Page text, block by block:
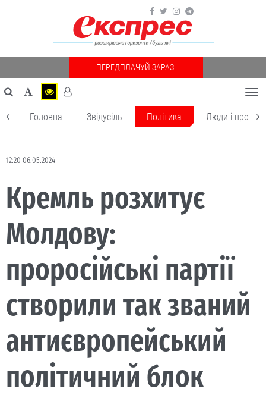
ПЕРЕДПЛАЧУЙ ЗАРАЗ!
Головна Звідусіль Політика Люди і
12:20 06.05.2024
Кремль розхитує
Молдову:
проросійські партії
створили так званий
антиєвропейський
політичний блок